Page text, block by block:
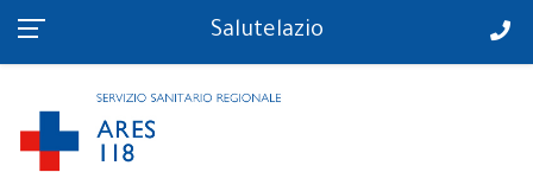
PS in tempo reale Salutelazio